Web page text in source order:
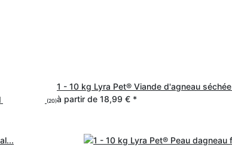
(20)
1 - 10 kg Lyra Pet® Viande d'agneau séchée
à partir de 18,99 € *